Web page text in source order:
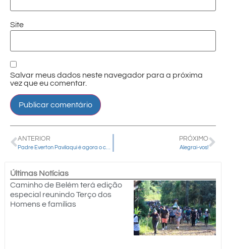
Site
Salvar meus dados neste navegador para a próxima
vez que eu comentar.
ANTERIOR PRÓXIMO
Alegrai-vos!
Últimas Notícias
Caminho de Belém terá edição
especial reunindo Terço dos
Homens e famílias